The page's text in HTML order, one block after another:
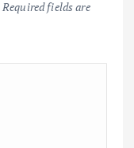
Required fields are